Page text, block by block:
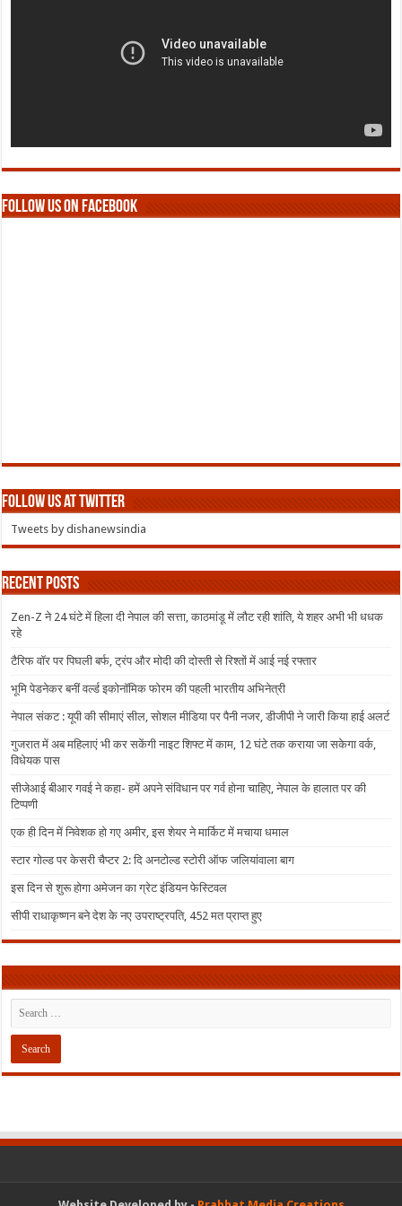
Follow us on Facebook
Follow us at Twitter
Tweets by dishanewsindia
Recent Posts
Zen-Z ने 24 घंटे में हिला दी नेपाल की सत्ता, काठमांडू में लौट रही शांति, ये शहर अभी भी धधक
रहे
टैरिफ वॉर पर पिघली बर्फ, ट्रंप और मोदी की दोस्ती से रिश्तों में आई नई रफ्तार
भूमि पेडनेकर बनीं वर्ल्ड इकोनॉमिक फोरम की पहली भारतीय अभिनेत्री
नेपाल संकट : यूपी की सीमाएं सील, सोशल मीडिया पर पैनी नजर, डीजीपी ने जारी किया हाई अलर्ट
गुजरात में अब महिलाएं भी कर सकेंगी नाइट शिफ्ट में काम, 12 घंटे तक कराया जा सकेगा वर्क,
विधेयक पास
सीजेआई बीआर गवई ने कहा- हमें अपने संविधान पर गर्व होना चाहिए, नेपाल के हालात पर की
टिप्पणी
एक ही दिन में निवेशक हो गए अमीर, इस शेयर ने मार्किट में मचाया धमाल
स्टार गोल्ड पर केसरी चैप्टर 2: दि अनटोल्ड स्टोरी ऑफ जलियांवाला बाग
इस दिन से शुरू होगा अमेजन का ग्रेट इंडियन फेस्टिवल
सीपी राधाकृष्णन बने देश के नए उपराष्ट्रपति, 452 मत प्राप्त हुए